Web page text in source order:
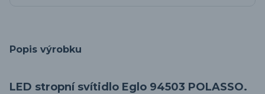
Popis výrobku
LED stropní svítidlo Eglo 94503 POLASSO.